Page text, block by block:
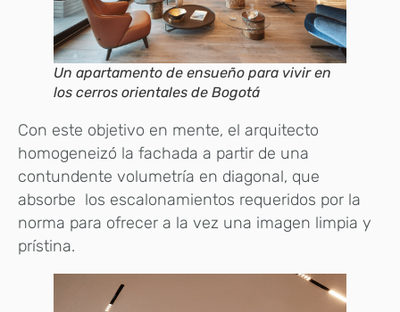
Un apartamento de ensueño para vivir en
los cerros orientales de Bogotá
Con este objetivo en mente, el arquitecto
homogeneizó la fachada a partir de una
contundente volumetría en diagonal, que
absorbe los escalonamientos requeridos por la
norma para ofrecer a la vez una imagen limpia y
prístina.